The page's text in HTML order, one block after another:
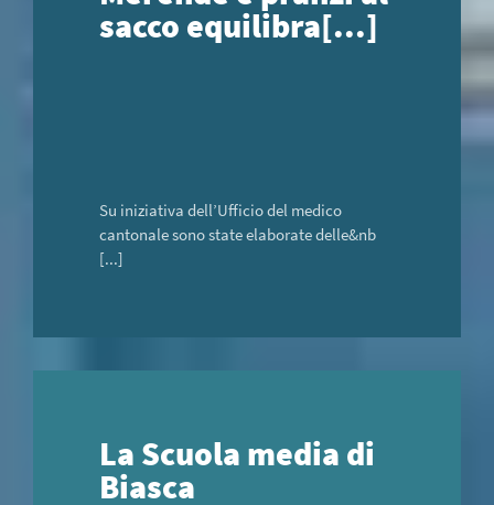
sacco equilibra[...]
Su iniziativa dell’Ufficio del medico
cantonale sono state elaborate delle&nb
[...]
La Scuola media di
Biasca